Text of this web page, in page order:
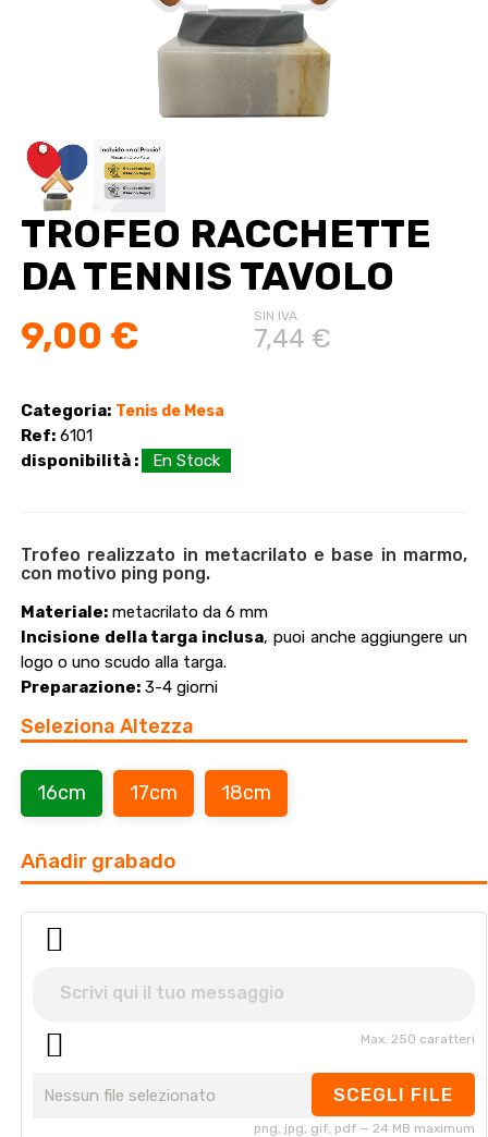
TROFEO RACCHETTE
DA TENNIS TAVOLO
9,00 € SIN IVA
7,44 €
Categoria: Tenis de Mesa
Ref: 6101
disponibilità :
En Stock
Trofeo realizzato in metacrilato e base in marmo,
con motivo ping pong.
Materiale: metacrilato da 6 mm
Incisione della targa inclusa, puoi anche aggiungere un
logo o uno scudo alla targa.
Preparazione: 3-4 giorni
Seleziona Altezza
16cm 17cm 18cm
Añadir grabado
Max. 250 caratteri
Nessun file selezionato SCEGLI FILE
png, jpg, gif, pdf — 24 MB maximum